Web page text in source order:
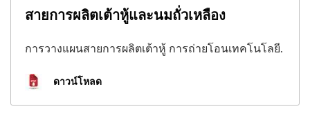
สายการผลิตเต้าหู้และนมถั่วเหลือง
การวางแผนสายการผลิตเต้าหู้ การถ่ายโอนเทคโนโลยี.
ดาวน์โหลด